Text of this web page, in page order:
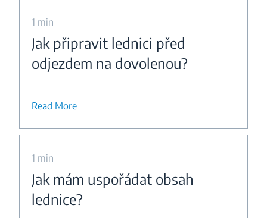
1 min
Jak připravit lednici před
odjezdem na dovolenou?
Read More
1 min
Jak mám uspořádat obsah
lednice?